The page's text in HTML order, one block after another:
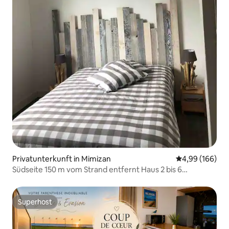
Privatunterkunft in Mimizan
4,99 (166)
Südseite 150 m vom Strand entfernt Haus 2 bis 6
Superhost
Superhost